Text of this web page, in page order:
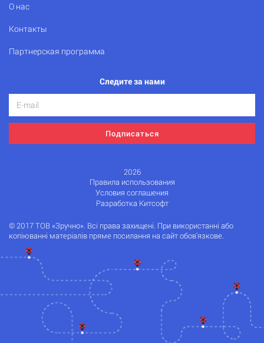
О нас
Контакты
Партнерская программа
Следите за нами
Подписаться
2026
Правила использования
Условия соглашения
Разработка Китсофт
© 2017 ТОВ «Зручно». Всі права захищені. При використанні або
копіюванні матеріалів пряме посилання на сайт обов'язкове.